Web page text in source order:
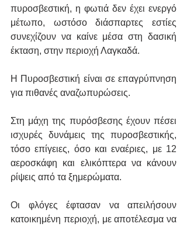
πυροσβεστική, η φωτιά δεν έχει ενεργό
μέτωπο, ωστόσο διάσπαρτες εστίες
συνεχίζουν να καίνε μέσα στη δασική
έκταση, στην περιοχή Λαγκαδά.
Η Πυροσβεστική είναι σε επαγρύπνηση
για πιθανές αναζωπυρώσεις.
Στη μάχη της πυρόσβεσης έχουν πέσει
ισχυρές δυνάμεις της πυροσβεστικής,
τόσο επίγειες, όσο και εναέριες, με 12
αεροσκάφη και ελικόπτερα να κάνουν
ρίψεις από τα ξημερώματα.
Οι φλόγες έφτασαν να απειλήσουν
κατοικημένη περιοχή, με αποτέλεσμα να